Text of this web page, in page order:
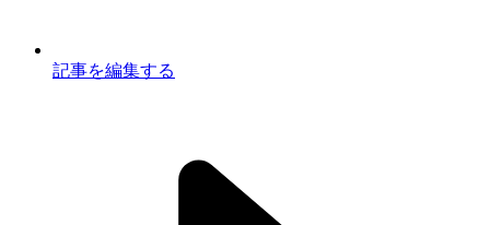
記事を編集する